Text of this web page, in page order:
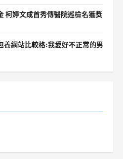
柯婷文成首秀傳醫院巡檢名獲獎
養網站比較格:我愛好不正常的男